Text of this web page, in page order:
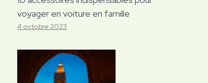
voyager en voiture en famille
4 octobre 2023